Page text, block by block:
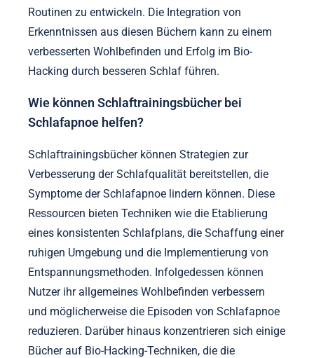
Routinen zu entwickeln. Die Integration von
Erkenntnissen aus diesen Büchern kann zu einem
verbesserten Wohlbefinden und Erfolg im Bio-
Hacking durch besseren Schlaf führen.
Wie können Schlaftrainingsbücher bei
Schlafapnoe helfen?
Schlaftrainingsbücher können Strategien zur
Verbesserung der Schlafqualität bereitstellen, die
Symptome der Schlafapnoe lindern können. Diese
Ressourcen bieten Techniken wie die Etablierung
eines konsistenten Schlafplans, die Schaffung einer
ruhigen Umgebung und die Implementierung von
Entspannungsmethoden. Infolgedessen können
Nutzer ihr allgemeines Wohlbefinden verbessern
und möglicherweise die Episoden von Schlafapnoe
reduzieren. Darüber hinaus konzentrieren sich einige
Bücher auf Bio-Hacking-Techniken, die die